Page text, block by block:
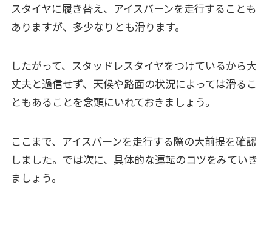
スタイヤに履き替え、アイスバーンを走行することも
ありますが、多少なりとも滑ります。
したがって、スタッドレスタイヤをつけているから大
丈夫と過信せず、天候や路面の状況によっては滑るこ
ともあることを念頭にいれておきましょう。
ここまで、アイスバーンを走行する際の大前提を確認
しました。では次に、具体的な運転のコツをみていき
ましょう。